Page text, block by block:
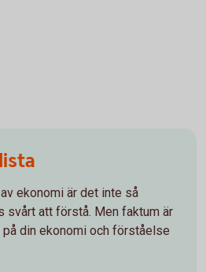
ekonomi är det inte så
svårt att förstå. Men faktum är
din ekonomi och förståelse